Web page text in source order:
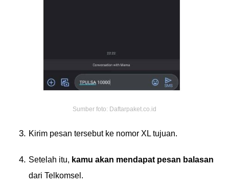
Sumber foto: Daftarpaket.co.id
Kirim pesan tersebut ke nomor XL tujuan.
Setelah itu, kamu akan mendapat pesan balasan
dari Telkomsel.